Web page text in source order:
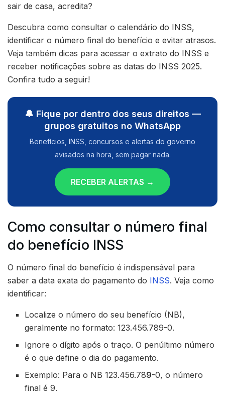
sair de casa, acredita?
Descubra como consultar o calendário do INSS,
identificar o número final do benefício e evitar atrasos.
Veja também dicas para acessar o extrato do INSS e
receber notificações sobre as datas do INSS 2025.
Confira tudo a seguir!
🔔 Fique por dentro dos seus direitos —
grupos gratuitos no WhatsApp
Benefícios, INSS, concursos e alertas do governo
avisados na hora, sem pagar nada.
RECEBER ALERTAS →
Como consultar o número final
do benefício INSS
O número final do benefício é indispensável para
saber a data exata do pagamento do INSS. Veja como
identificar:
Localize o número do seu benefício (NB),
geralmente no formato: 123.456.789-0.
Ignore o dígito após o traço. O penúltimo número
é o que define o dia do pagamento.
Exemplo: Para o NB 123.456.789-0, o número
final é 9.